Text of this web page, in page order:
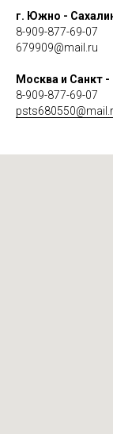
г. Южно -
8-909-877-69-07
679909@mail.ru
Москва и Санкт -
8-909-877-69-07